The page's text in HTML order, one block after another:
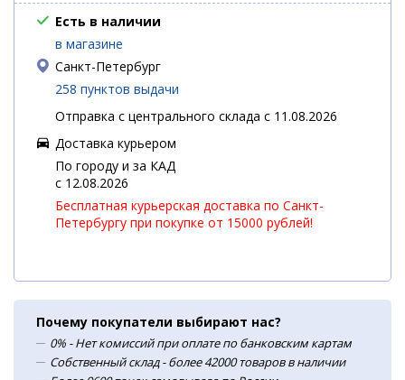
Есть в наличии
в магазине
Санкт-Петербург
258 пунктов выдачи
Отправка с центрального склада с 11.08.2026
Доставка курьером
По городу и за КАД
c 12.08.2026
Бесплатная курьерская доставка по Санкт-
Петербургу при покупке от 15000 рублей!
Почему покупатели выбирают нас?
0% - Нет комиссий при оплате по банковским картам
Собственный склад - более 42000 товаров в наличии